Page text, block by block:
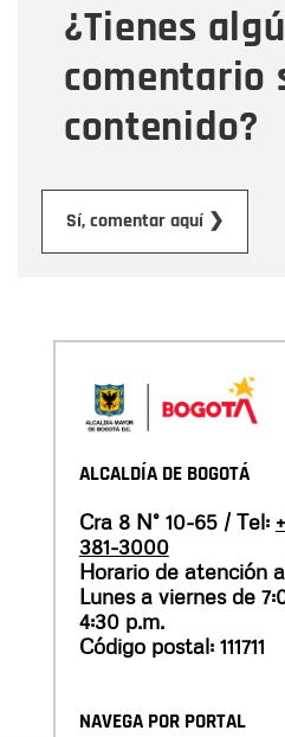
¿Tienes
comentario
contenido?
Sí, comentar aquí ❯
Mensaje
ALCALDÍA DE BOGOTÁ
Cra 8 N° 10-65 / Tel:
381-3000
Horario de atención
Lunes a viernes de
4:30 p.m.
Código postal: 111711
NAVEGA POR PORTAL